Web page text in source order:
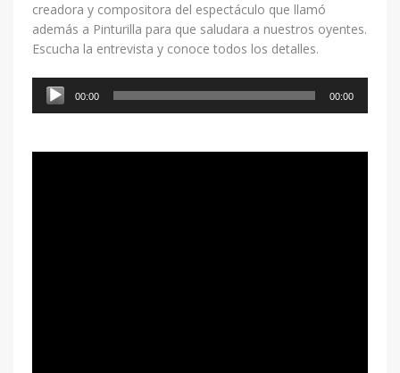
creadora y compositora del espectáculo que llamó
además a Pinturilla para que saludara a nuestros oyentes.
Escucha la entrevista y conoce todos los detalles.
Reproductor
00:00 00:00